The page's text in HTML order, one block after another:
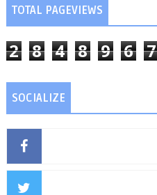
TOTAL PAGEVIEWS
2 8 4 8 9 6 7
SOCIALIZE